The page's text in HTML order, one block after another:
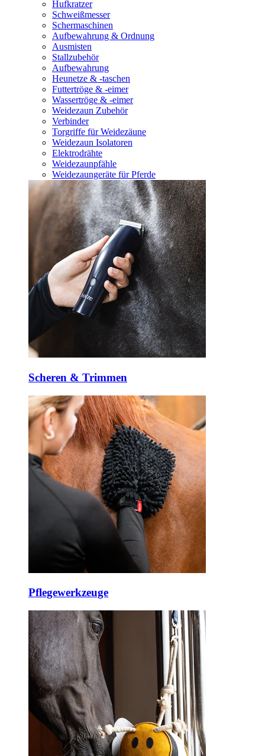
Hufkratzer
Schweißmesser
Schermaschinen
Aufbewahrung & Ordnung
Ausmisten
Stallzubehör
Aufbewahrung
Heunetze & -taschen
Futtertröge & -eimer
Wassertröge & -eimer
Weidezaun Zubehör
Verbinder
Torgriffe für Weidezäune
Weidezaun Isolatoren
Elektrodrähte
Weidezaunpfähle
Weidezaungeräte für Pferde
Scheren & Trimmen
Pflegewerkzeuge